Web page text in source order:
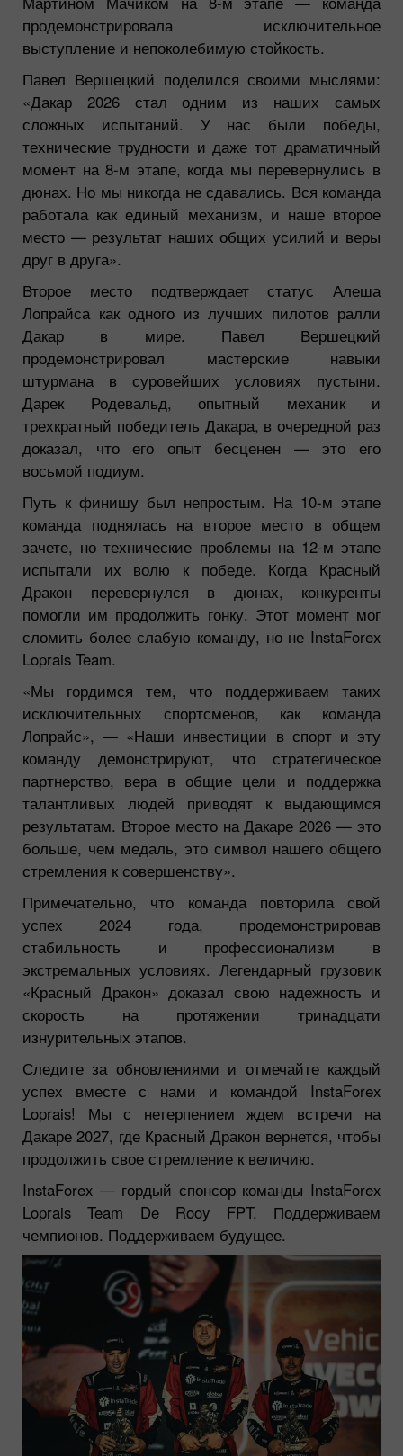
продемонстрировала исключительное
выступление и непоколебимую стойкость.
Павел Вершецкий поделился своими мыслями:
«Дакар 2026 стал одним из наших самых
сложных испытаний. У нас были победы,
технические трудности и даже тот драматичный
момент на 8-м этапе, когда мы перевернулись в
дюнах. Но мы никогда не сдавались. Вся команда
работала как единый механизм, и наше второе
место — результат наших общих усилий и веры
друг в друга».
Второе место подтверждает статус Алеша
Лопрайса как одного из лучших пилотов ралли
Дакар в мире. Павел Вершецкий
продемонстрировал мастерские навыки
штурмана в суровейших условиях пустыни.
Дарек Родевальд, опытный механик и
трехкратный победитель Дакара, в очередной раз
доказал, что его опыт бесценен — это его
восьмой подиум.
Путь к финишу был непростым. На 10-м этапе
команда поднялась на второе место в общем
зачете, но технические проблемы на 12-м этапе
испытали их волю к победе. Когда Красный
Дракон перевернулся в дюнах, конкуренты
помогли им продолжить гонку. Этот момент мог
сломить более слабую команду, но не InstaForex
Loprais Team.
«Мы гордимся тем, что поддерживаем таких
исключительных спортсменов, как команда
Лопрайс», — «Наши инвестиции в спорт и эту
команду демонстрируют, что стратегическое
партнерство, вера в общие цели и поддержка
талантливых людей приводят к выдающимся
результатам. Второе место на Дакаре 2026 — это
больше, чем медаль, это символ нашего общего
стремления к совершенству».
Примечательно, что команда повторила свой
успех 2024 года, продемонстрировав
стабильность и профессионализм в
экстремальных условиях. Легендарный грузовик
«Красный Дракон» доказал свою надежность и
скорость на протяжении тринадцати
изнурительных этапов.
Следите за обновлениями и отмечайте каждый
успех вместе с нами и командой InstaForex
Loprais! Мы с нетерпением ждем встречи на
Дакаре 2027, где Красный Дракон вернется, чтобы
продолжить свое стремление к величию.
InstaForex — гордый спонсор команды InstaForex
Loprais Team De Rooy FPT. Поддерживаем
чемпионов. Поддерживаем будущее.